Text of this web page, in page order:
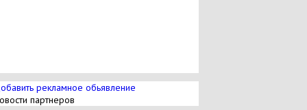
рекламное обьявление
партнеров